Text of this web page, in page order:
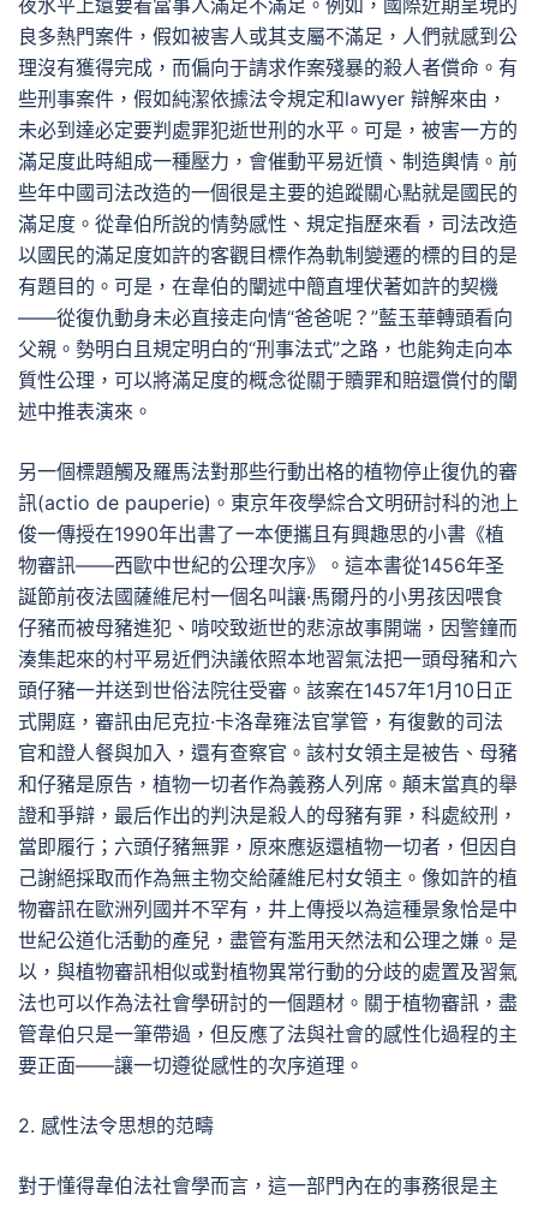
夜水平上還要看當事人滿足不滿足。例如，國際近期呈現的
良多熱門案件，假如被害人或其支屬不滿足，人們就感到公
理沒有獲得完成，而偏向于請求作案殘暴的殺人者償命。有
些刑事案件，假如純潔依據法令規定和lawyer 辯解來由，
未必到達必定要判處罪犯逝世刑的水平。可是，被害一方的
滿足度此時組成一種壓力，會催動平易近憤、制造輿情。前
些年中國司法改造的一個很是主要的追蹤關心點就是國民的
滿足度。從韋伯所說的情勢感性、規定指歷來看，司法改造
以國民的滿足度如許的客觀目標作為軌制變遷的標的目的是
有題目的。可是，在韋伯的闡述中簡直埋伏著如許的契機
——從復仇動身未必直接走向情“爸爸呢？”藍玉華轉頭看向
父親。勢明白且規定明白的“刑事法式”之路，也能夠走向本
質性公理，可以將滿足度的概念從關于贖罪和賠還償付的闡
述中推表演來。
另一個標題觸及羅馬法對那些行動出格的植物停止復仇的審
訊(actio de pauperie)。東京年夜學綜合文明研討科的池上
俊一傳授在1990年出書了一本便攜且有興趣思的小書《植
物審訊——西歐中世紀的公理次序》。這本書從1456年圣
誕節前夜法國薩維尼村一個名叫讓·馬爾丹的小男孩因喂食
仔豬而被母豬進犯、啃咬致逝世的悲涼故事開端，因警鐘而
湊集起來的村平易近們決議依照本地習氣法把一頭母豬和六
頭仔豬一并送到世俗法院往受審。該案在1457年1月10日正
式開庭，審訊由尼克拉·卡洛韋雍法官掌管，有復數的司法
官和證人餐與加入，還有查察官。該村女領主是被告、母豬
和仔豬是原告，植物一切者作為義務人列席。顛末當真的舉
證和爭辯，最后作出的判決是殺人的母豬有罪，科處絞刑，
當即履行；六頭仔豬無罪，原來應返還植物一切者，但因自
己謝絕採取而作為無主物交給薩維尼村女領主。像如許的植
物審訊在歐洲列國并不罕有，井上傳授以為這種景象恰是中
世紀公道化活動的產兒，盡管有濫用天然法和公理之嫌。是
以，與植物審訊相似或對植物異常行動的分歧的處置及習氣
法也可以作為法社會學研討的一個題材。關于植物審訊，盡
管韋伯只是一筆帶過，但反應了法與社會的感性化過程的主
要正面——讓一切遵從感性的次序道理。
2. 感性法令思想的范疇
對于懂得韋伯法社會學而言，這一部門內在的事務很是主